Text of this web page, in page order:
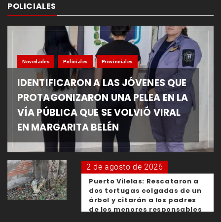
POLICIALES
Novedades Policiales Provinciales
IDENTIFICARON A LAS JÓVENES QUE
PROTAGONIZARON UNA PELEA EN LA
VÍA PÚBLICA QUE SE VOLVIÓ VIRAL
EN MARGARITA BELÉN
2 de agosto de 2026
Puerto Vilelas: Rescataron a
dos tortugas colgadas de un
árbol y citarán a los padres
de los menores responsables